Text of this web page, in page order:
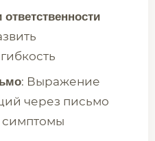
: Выражение
через письмо